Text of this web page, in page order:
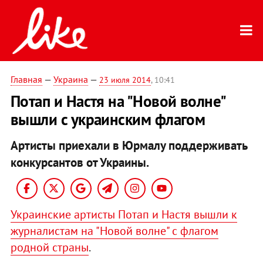
Главная — Украина — 23 июля 2014, 10:41
Потап и Настя на "Новой волне"
вышли с украинским флагом
Артисты приехали в Юрмалу поддерживать
конкурсантов от Украины.
Украинские артисты Потап и Настя вышли к
журналистам на "Новой волне" с флагом
родной страны.